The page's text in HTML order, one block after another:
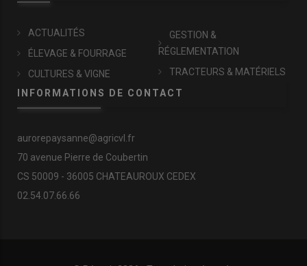
ACTUALITÉS
ÉLEVAGE & FOURRAGE
CULTURES & VIGNE
GESTION &
RÉGLEMENTATION
TRACTEURS & MATÉRIELS
INFORMATIONS DE CONTACT
aurorepaysanne@agricvl.fr
70 avenue Pierre de Coubertin
CS 50009 - 36005 CHATEAUROUX CEDEX
02.54.07.66.66